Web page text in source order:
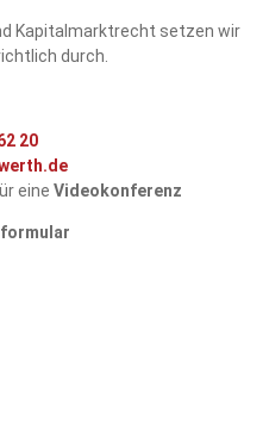
Kapitalmarktrecht setzen wir
durch.
20
eine Videokonferenz